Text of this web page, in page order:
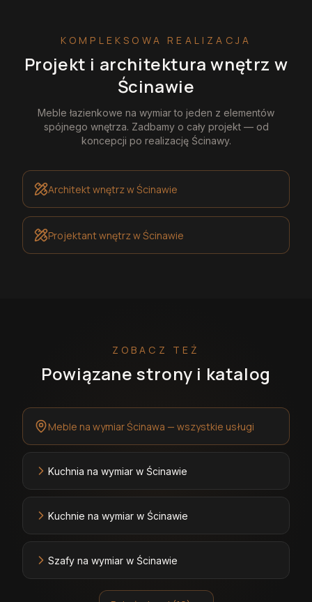
KOMPLEKSOWA REALIZACJA
Projekt i architektura wnętrz w
Ścinawie
Meble łazienkowe na wymiarto jeden z elementów
spójnego wnętrza. Zadbamy o cały projekt — od
koncepcji po realizację Ścinawy.
Architekt wnętrzw Ścinawie
Projektant wnętrzw Ścinawie
ZOBACZ TEŻ
Powiązane strony i katalog
Meble na wymiar Ścinawa — wszystkie usługi
Kuchnia na wymiar w Ścinawie
Kuchnie na wymiar w Ścinawie
Szafy na wymiar w Ścinawie